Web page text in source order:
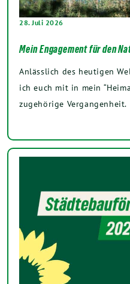
28. Juli 2026
Mein Engagement für den
Anlässlich des heutigen
ich euch mit in mein
zugehörige Vergangenheit.